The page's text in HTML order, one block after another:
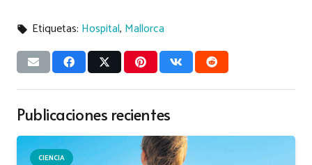
local_offer Etiquetas: Hospital, Mallorca
Publicaciones recientes
CIENCIA